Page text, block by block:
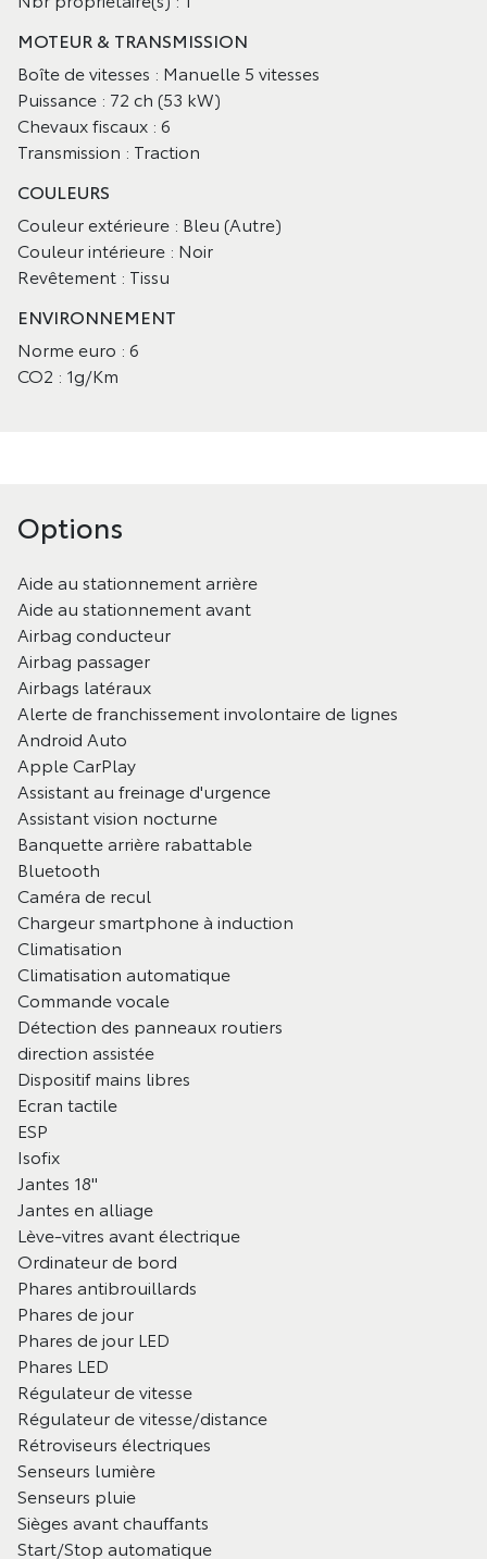
MOTEUR & TRANSMISSION
Boîte de vitesses : Manuelle 5 vitesses
Puissance : 72 ch (53 kW)
Chevaux fiscaux : 6
Transmission : Traction
COULEURS
Couleur extérieure : Bleu (Autre)
Couleur intérieure : Noir
Revêtement : Tissu
ENVIRONNEMENT
Norme euro : 6
CO2 : 1g/Km
Options
Aide au stationnement arrière
Aide au stationnement avant
Airbag conducteur
Airbag passager
Airbags latéraux
Alerte de franchissement involontaire de lignes
Android Auto
Apple CarPlay
Assistant au freinage d'urgence
Assistant vision nocturne
Banquette arrière rabattable
Bluetooth
Caméra de recul
Chargeur smartphone à induction
Climatisation
Climatisation automatique
Commande vocale
Détection des panneaux routiers
direction assistée
Dispositif mains libres
Ecran tactile
ESP
Isofix
Jantes 18"
Jantes en alliage
Lève-vitres avant électrique
Ordinateur de bord
Phares antibrouillards
Phares de jour
Phares de jour LED
Phares LED
Régulateur de vitesse
Régulateur de vitesse/distance
Rétroviseurs électriques
Senseurs lumière
Senseurs pluie
Sièges avant chauffants
Start/Stop automatique